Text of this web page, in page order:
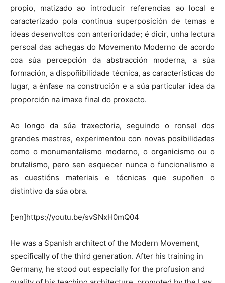
propio, matizado ao introducir referencias ao local e
caracterizado pola continua superposición de temas e
ideas desenvoltos con anterioridade; é dicir, unha lectura
persoal das achegas do Movemento Moderno de acordo
coa súa percepción da abstracción moderna, a súa
formación, a dispoñibilidade técnica, as características do
lugar, a énfase na construción e a súa particular idea da
proporción na imaxe final do proxecto.
Ao longo da súa traxectoria, seguindo o ronsel dos
grandes mestres, experimentou con novas posibilidades
como o monumentalismo moderno, o organicismo ou o
brutalismo, pero sen esquecer nunca o funcionalismo e
as cuestións materiais e técnicas que supoñen o
distintivo da súa obra.
[:en]https://youtu.be/svSNxH0mQ04
He was a Spanish architect of the Modern Movement,
specifically of the third generation. After his training in
Germany, he stood out especially for the profusion and